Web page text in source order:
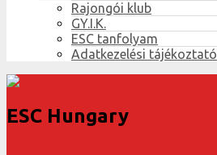
Rajongói klub
GY.I.K.
ESC tanfolyam
Adatkezelési tájékoztató
ESC Hungary